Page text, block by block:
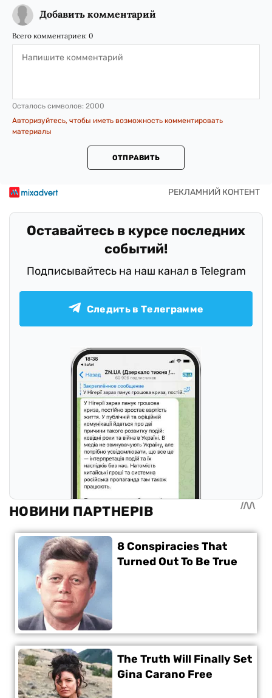
Добавить комментарий
Всего комментариев: 0
Осталось символов: 2000
Авторизуйтесь, чтобы иметь возможность комментировать
материалы
ОТПРАВИТЬ
Оставайтесь в курсе последних
событий!
Подписывайтесь на наш канал в Telegram
Следить в Телеграмме